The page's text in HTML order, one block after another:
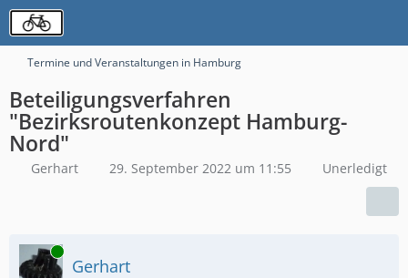
Termine und Veranstaltungen in Hamburg
Beteiligungsverfahren
"Bezirksroutenkonzept Hamburg-
Nord"
Gerhart 29. September 2022 um 11:55 Unerledigt
Online
Gerhart